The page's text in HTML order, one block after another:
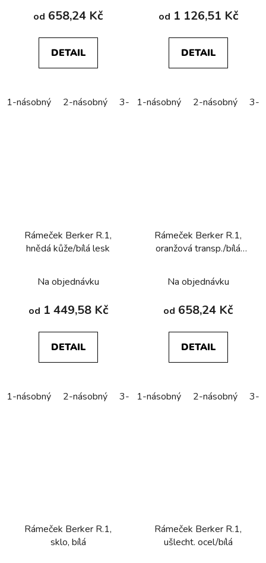
od 658,24 Kč
DETAIL
1-násobný 2-násobný 3-násobný 4-násobný 5-
od 1 126,51 Kč
DETAIL
1-násobný 2-násobný 3-
Rámeček Berker R.1,
hnědá kůže/bílá lesk
Na objednávku
od 1 449,58 Kč
DETAIL
1-násobný 2-násobný 3-násobný 4-násobný 5-
Rámeček Berker R.1,
oranžová transp./bílá
Na objednávku
od 658,24 Kč
DETAIL
1-násobný 2-násobný 3-
Rámeček Berker R.1,
sklo, bílá
Rámeček Berker R.1,
ušlecht. ocel/bílá